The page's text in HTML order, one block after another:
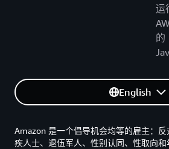
运
的
English
Amazon 是一个倡导机会均等的雇主：
疾人士、退伍军人、性别认同、性取向和